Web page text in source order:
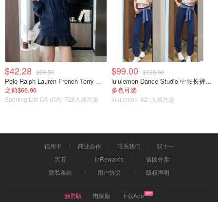
$42.28 $89.50
Polo Ralph Lauren French Terry 女童连帽卫衣 7-16码
之前$66.96
Sporting Life CA (CA) 729人感兴趣
$99.00 $128.00
lululemon Dance Studio 中腰长裤 女装常规款
多色可选
lululemon 621人感兴趣
信用卡 商业合作 联系我们
双十一
黑五
InRewards
饭团外卖
隐私条款
用户协议 版权声明
触屏版 电脑版 下载App